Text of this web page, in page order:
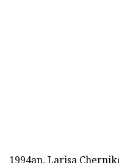
1994an, Larisa